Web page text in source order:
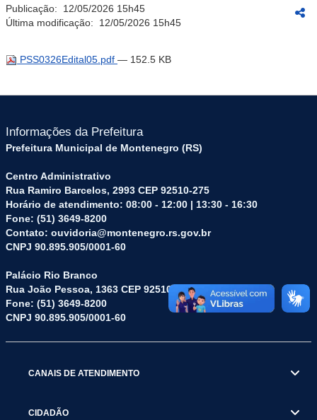
Publicação: 12/05/2026 15h45
Última modificação: 12/05/2026 15h45
PSS0326Edital05.pdf — 152.5 KB
Informações da Prefeitura
Prefeitura Municipal de Montenegro (RS)
Centro Administrativo
Rua Ramiro Barcelos, 2993 CEP 92510-275
Horário de atendimento: 08:00 - 12:00 | 13:30 - 16:30
Fone: (51) 3649-8200
Contato: ouvidoria@montenegro.rs.gov.br
CNPJ 90.895.905/0001-60
Palácio Rio Branco
Rua João Pessoa, 1363 CEP 92510-045
Fone: (51) 3649-8200
CNPJ 90.895.905/0001-60
CANAIS DE ATENDIMENTO
CIDADÃO